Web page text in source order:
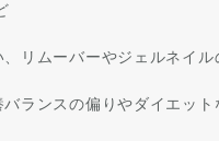
リムーバーやジェルネイル
ランスの偏りやダイエット